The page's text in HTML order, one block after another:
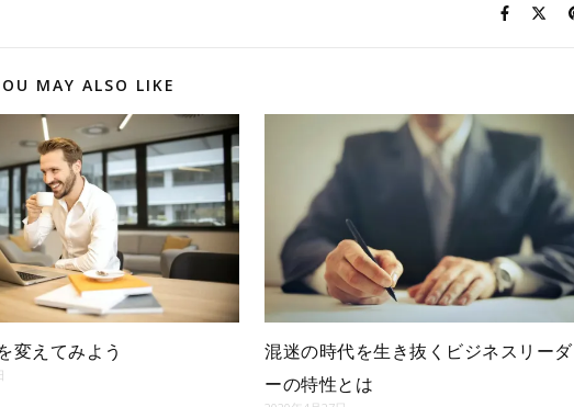
MAY ALSO LIKE
変えてみよう
混迷の時代を生き抜くビジネスリーダ
ーの特性とは